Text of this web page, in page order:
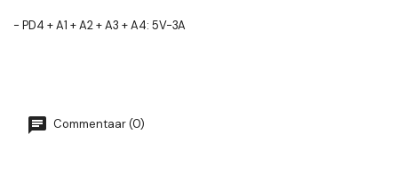
- PD4 + A1 + A2 + A3 + A4: 5V-3A
Commentaar (0)